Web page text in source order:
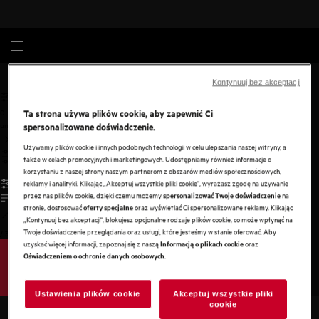
undefined
Ta strona używa plików cookie, aby zapewnić Ci
spersonalizowane doświadczenie.
Używamy plików cookie i innych podobnych technologii w celu ulepszania naszej witryny, a
także w celach promocyjnych i marketingowych. Udostępniamy również informacje o
korzystaniu z naszej strony naszym partnerom z obszarów mediów społecznościowych,
reklamy i analityki. Klikając „Akceptuj wszystkie pliki cookie", wyrażasz zgodę na używanie
przez nas plików cookie, dzięki czemu możemyspersonalizować Twoje doświadczeniena
stronie, dostosowaćoferty specjalneoraz wyświetlać Ci spersonalizowane reklamy. Klikając
„Kontynuuj bez akceptacji", blokujesz opcjonalne rodzaje plików cookie, co może wpłynąć na
Twoje doświadczenie przeglądania oraz usługi, które jesteśmy w stanie oferować. Aby
uzyskać więcej informacji, zapoznaj się z nasząInformacją o plikach cookieoraz
Oświadczeniem o ochronie danych osobowych.
Ustawienia plików cookie
Akceptuj wszystkie pliki
cookie
Kontynuuj bez akceptacji